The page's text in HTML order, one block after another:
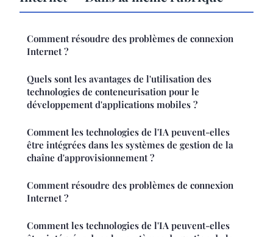
Comment résoudre des problèmes de connexion
Internet ?
Quels sont les avantages de l'utilisation des
technologies de conteneurisation pour le
développement d'applications mobiles ?
Comment les technologies de l'IA peuvent-elles
être intégrées dans les systèmes de gestion de la
chaîne d'approvisionnement ?
Comment résoudre des problèmes de connexion
Internet ?
Comment les technologies de l'IA peuvent-elles